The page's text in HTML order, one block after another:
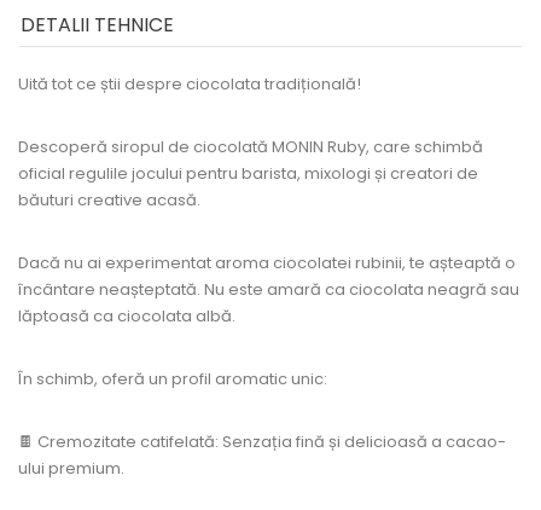
DETALII TEHNICE
Uită tot ce știi despre ciocolata tradițională!
Descoperă siropul de ciocolată MONIN Ruby, care schimbă
oficial regulile jocului pentru barista, mixologi și creatori de
băuturi creative acasă.
Dacă nu ai experimentat aroma ciocolatei rubinii, te așteaptă o
încântare neașteptată. Nu este amară ca ciocolata neagră sau
lăptoasă ca ciocolata albă.
În schimb, oferă un profil aromatic unic:
🍫 Cremozitate catifelată: Senzația fină și delicioasă a cacao-
ului premium.